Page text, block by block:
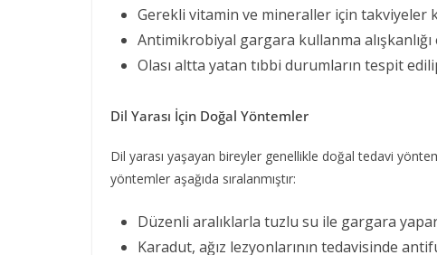
Gerekli vitamin ve mineraller için takviyeler
Antimikrobiyal gargara kullanma
Olası altta yatan tıbbi durumların tespit
Dil Yarası İçin Doğal Yöntemler
Dil yarası yaşayan bireyler genellikle doğal tedavi
yöntemler aşağıda sıralanmıştır:
Düzenli aralıklarla tuzlu su ile gargara
Karadut, ağız lezyonlarının tedavisinde